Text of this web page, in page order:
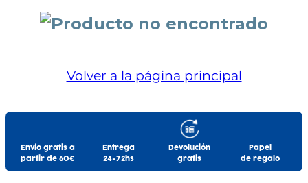
Volver a la página principal
Envío gratis a
partir de 60€
Entrega
24-72hs
Devolución
gratis
Papel
de regalo